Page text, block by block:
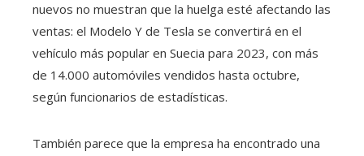
nuevos no muestran que la huelga esté afectando las
ventas: el Modelo Y de Tesla se convertirá en el
vehículo más popular en Suecia para 2023, con más
de 14.000 automóviles vendidos hasta octubre,
según funcionarios de estadísticas.
También parece que la empresa ha encontrado una